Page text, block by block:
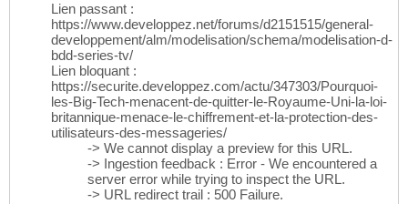
Lien passant :
https://www.developpez.net/forums/d2151515/general-
developpement/alm/modelisation/schema/modelisation-d-
bdd-series-tv/
Lien bloquant :
https://securite.developpez.com/actu/347303/Pourquoi-
les-Big-Tech-menacent-de-quitter-le-Royaume-Uni-la-loi-
britannique-menace-le-chiffrement-et-la-protection-des-
utilisateurs-des-messageries/
-> We cannot display a preview for this URL.
-> Ingestion feedback : Error - We encountered a
server error while trying to inspect the URL.
-> URL redirect trail : 500 Failure.